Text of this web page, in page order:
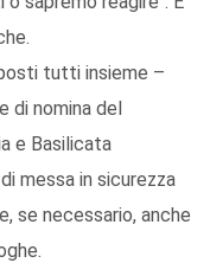
tutti insieme –
di nomina del
e Basilicata
messa in sicurezza
se necessario, anche